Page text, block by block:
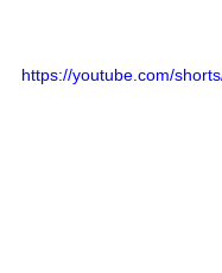
https://youtube.com/